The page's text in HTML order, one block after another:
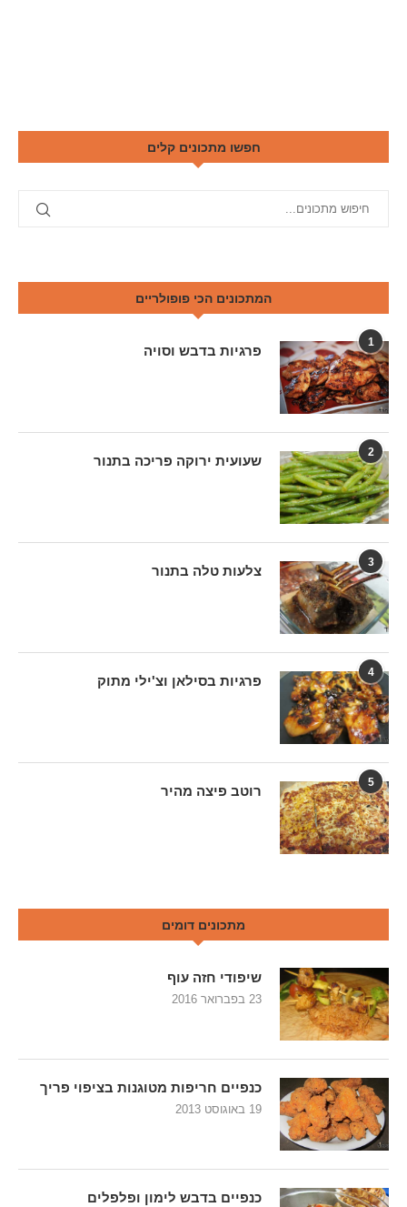
חפשו מתכונים קלים
המתכונים הכי פופולריים
1
פרגיות בדבש וסויה
2
שעועית ירוקה פריכה בתנור
3
צלעות טלה בתנור
4
פרגיות בסילאן וצ'ילי מתוק
5
רוטב פיצה מהיר
מתכונים דומים
שיפודי חזה עוף
23 בפברואר 2016
כנפיים חריפות מטוגנות בציפוי פריך
19 באוגוסט 2013
כנפיים בדבש לימון ופלפלים